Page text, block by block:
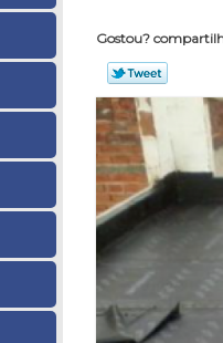
Gostou?